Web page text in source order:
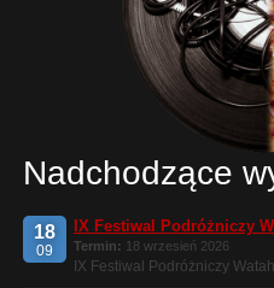
Nadchodzące
18
09
IX Festiwal Podróżniczy
Termin: 18 wrzesień 2026
IX Festiwal Podróżniczy